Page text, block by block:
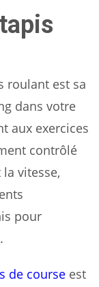
roulant est sa
dans votre
aux exercices
contrôlé
vitesse,
pour
de course est